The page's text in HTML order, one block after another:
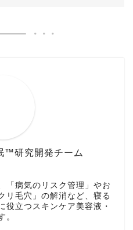
™研究開発チーム
「病気のリスク管理」やお
リ毛穴」の解消など、寝る
役立つスキンケア美容液・
。